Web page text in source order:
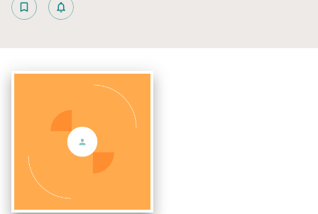
bookmark_border notifications_none_outlined